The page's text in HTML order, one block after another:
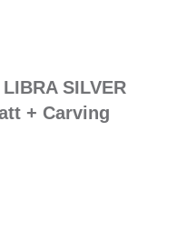
SILVER
+ Carving